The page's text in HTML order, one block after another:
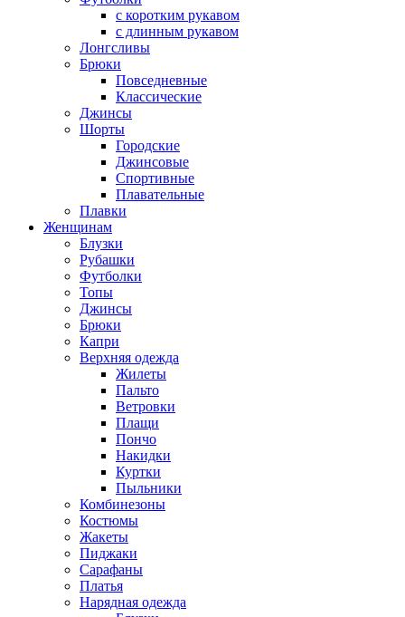
с коротким рукавом
с длинным рукавом
Лонгсливы
Брюки
Повседневные
Классические
Джинсы
Шорты
Городские
Джинсовые
Спортивные
Плавательные
Плавки
Женщинам
Блузки
Рубашки
Футболки
Топы
Джинсы
Брюки
Капри
Верхняя одежда
Жилеты
Пальто
Ветровки
Плащи
Пончо
Накидки
Куртки
Пыльники
Комбинезоны
Костюмы
Жакеты
Пиджаки
Сарафаны
Платья
Нарядная одежда